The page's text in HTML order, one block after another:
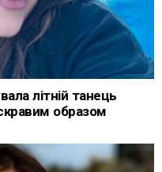
літній танець
образом